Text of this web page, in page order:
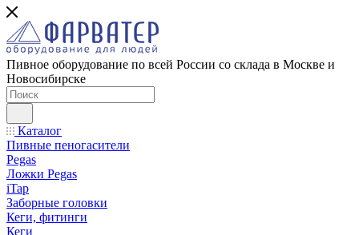
Пивное оборудование по всей России со склада в Москве и
Новосибирске
Каталог
Пивные пеногасители
Pegas
Ложки Pegas
iTap
Заборные головки
Кеги, фитинги
Кеги